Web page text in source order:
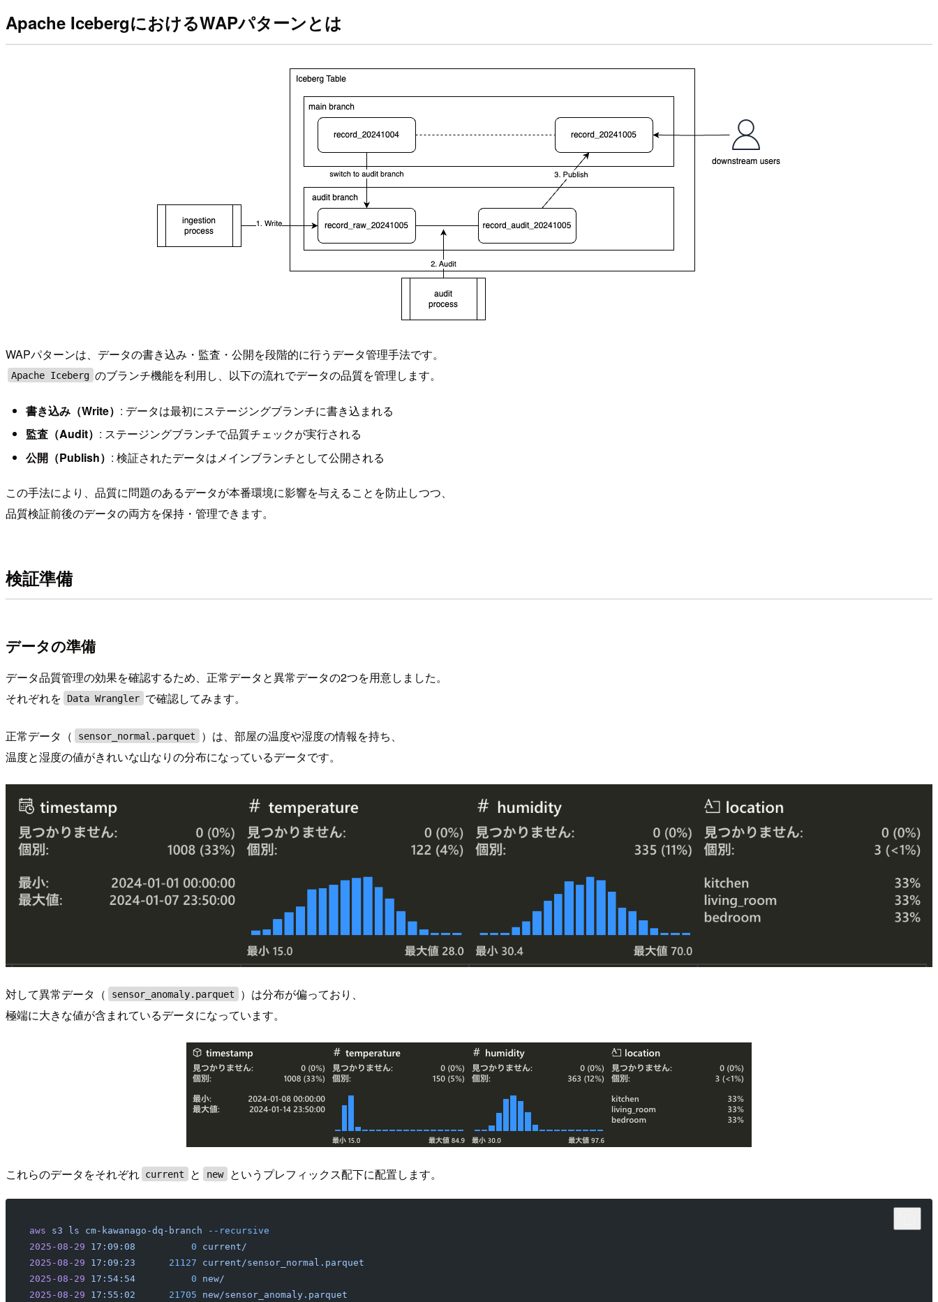
Apache IcebergにおけるWAPパターンとは
WAPパターンは、データの書き込み・監査・公開を段階的に行うデータ管理手法です。
Apache Iceberg のブランチ機能を利用し、以下の流れでデータの品質を管理します。
書き込み（Write） : データは最初にステージングブランチに書き込まれる
監査（Audit） : ステージングブランチで品質チェックが実行される
公開（Publish） : 検証されたデータはメインブランチとして公開される
この手法により、品質に問題のあるデータが本番環境に影響を与えることを防止しつつ、
品質検証前後のデータの両方を保持・管理できます。
検証準備
データの準備
データ品質管理の効果を確認するため、正常データと異常データの2つを用意しました。
それぞれを
Data Wrangler で確認してみます。
正常データ（ sensor_normal.parquet
）は、部屋の温度や湿度の情報を持ち、
温度と湿度の値がきれいな山なりの分布になっているデータです。
対して異常データ（ sensor_anomaly.parquet
）は分布が偏っており、
極端に大きな値が含まれているデータになっています。
これらのデータをそれぞれ current と new というプレフィックス配下に配置します。
aws s3 ls cm-kawanago-dq-branch --recursive
2025-08-29 17:09:08
          0
current/
2025-08-29 17:09:23
      21127
current/sensor_normal.parquet
2025-08-29 17:54:54
          0
new/
2025-08-29 17:55:02
      21705
new/sensor_anomaly.parquet